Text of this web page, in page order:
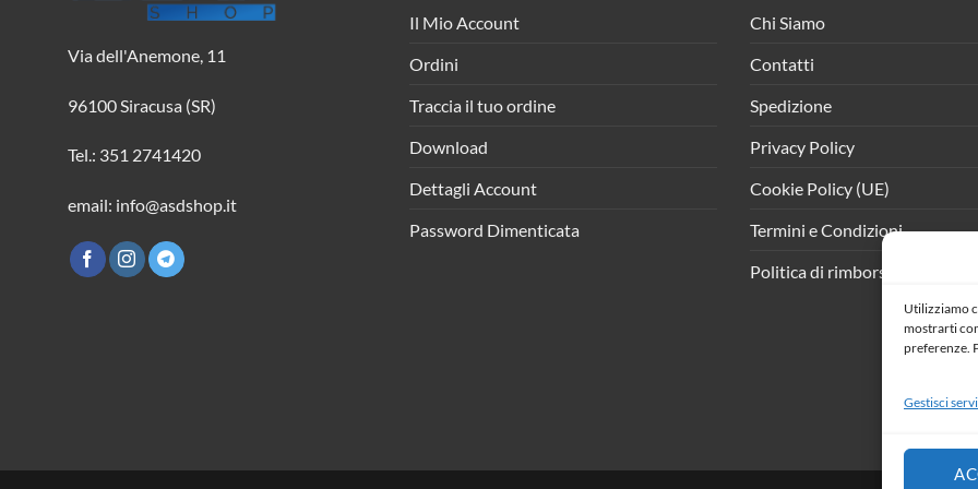
Utilizziamo
mostrarti
preferenze.
Gestisci
Via dell'Anemone, 11
96100 Siracusa (SR)
Tel.: 351 2741420
email: info@asdshop.it
Il Mio Account
Ordini
Traccia il tuo ordine
Download
Dettagli Account
Password Dimenticata
Chi Siamo
Contatti
Spedizione
Privacy Policy
Cookie Policy (UE)
Termini e Condizioni
Politica di rimborso e resi